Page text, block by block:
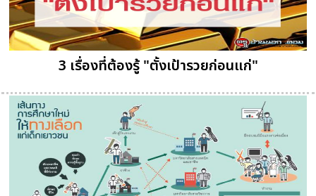
3 เรื่องที่ต้องรู้ "ตั้งเป้ารวยก่อนแก่"